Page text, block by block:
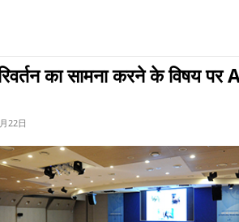
का सामना करने के विषय पर
22日